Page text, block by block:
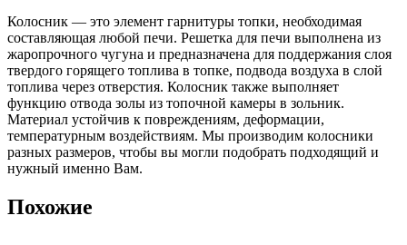
Колосник — это элемент гарнитуры топки, необходимая
составляющая любой печи. Решетка для печи выполнена из
жаропрочного чугуна и предназначена для поддержания слоя
твердого горящего топлива в топке, подвода воздуха в слой
топлива через отверстия. Колосник также выполняет
функцию отвода золы из топочной камеры в зольник.
Материал устойчив к повреждениям, деформации,
температурным воздействиям. Мы производим колосники
разных размеров, чтобы вы могли подобрать подходящий и
нужный именно Вам.
Похожие